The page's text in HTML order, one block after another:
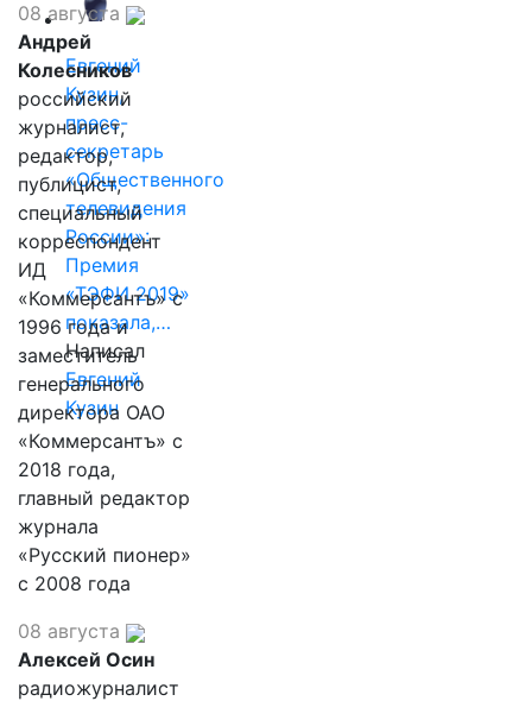
Евгений
Кузин,
пресс-
секретарь
«Общественного
телевидения
России»:
Премия
«ТЭФИ 2019»
показала,…
Написал
Евгений
Кузин
08 августа
Андрей
Колесников
российский
журналист,
редактор,
публицист,
специальный
корреспондент
ИД
«Коммерсантъ» с
1996 года и
заместитель
генерального
директора ОАО
«Коммерсантъ» с
2018 года,
главный редактор
журнала
«Русский пионер»
с 2008 года
08 августа
Алексей Осин
радиожурналист